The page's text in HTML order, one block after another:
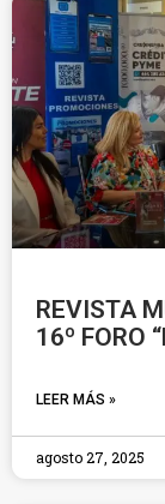
REVISTA
16º FORO
LEER MÁS »
agosto 27, 2025